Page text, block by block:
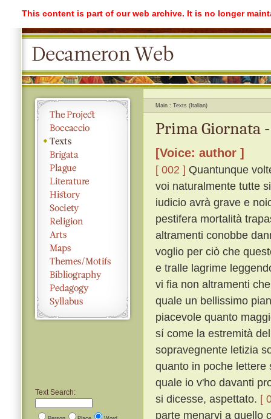
This content is part of our web archive. It is no longer
Text Search:
Main Texts (Italian)
Prima Giornata
[Voice: author ]
[ 002 ] Quantunque
voi naturalmente tutte
iudicio avrà grave e
pestifera mortalità
altramenti conobbe
voglio per ciò che
e tralle lagrime
vi fia non altramenti
quale un bellissimo
piacevole quanto
sí come la estremità
sopravegnente letizia
quanto in poche lettere
quale io v'ho davanti
si dicesse, aspettato. [
parte menarvi a quello